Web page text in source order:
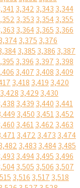
3,342 3,343 3,344
3,353 3,3543,355
3,3643,365 3,366
3,375 3,376
3,385 3,386 3,387
3,396 3,397 3,398
3,407 3,408 3,409
3,418 3,419 3,420
3,428 3,429 3,430
3,439 3,440 3,441
3,450 3,4513,452
3,4613,462 3,463
3,472 3,473 3,474
3,483 3,4843,485
3,4943,495 3,496
3,505 3,506 3,507
3,516 3,517 3,518